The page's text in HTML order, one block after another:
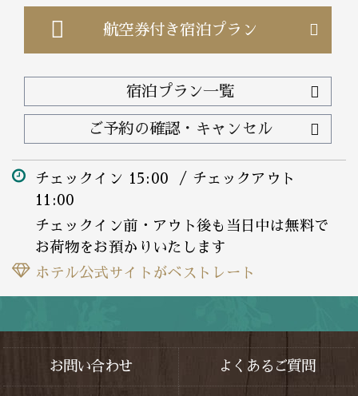
航空券付き宿泊プラン
宿泊プラン一覧
ご予約の確認・キャンセル
チェックイン 15:00 / チェックアウト
11:00
チェックイン前・アウト後も当日中は無料で
お荷物をお預かりいたします
ホテル公式サイトがベストレート
お問い合わせ よくあるご質問